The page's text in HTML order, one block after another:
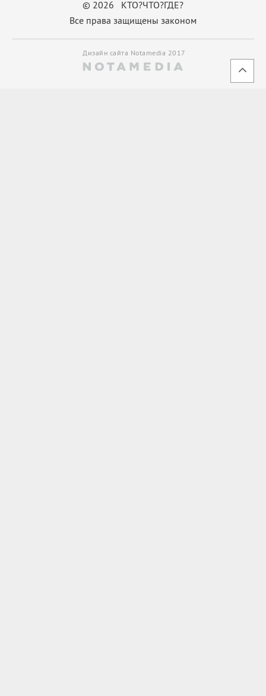
© 2026 КТО?ЧТО?ГДЕ?
Все права защищены законом
Дизайн сайта Notamedia 2017